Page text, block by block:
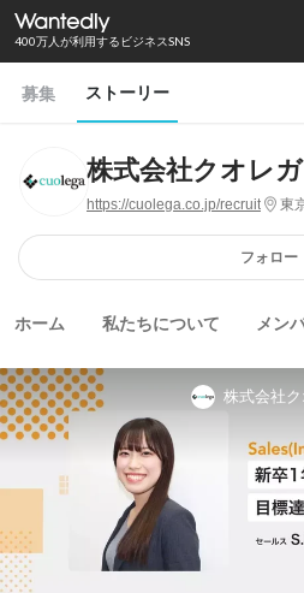
400万人が利用するビジネスSNS
募集 ストーリー
株式会社クオレガ
https://cuolega.co.jp/recruit 東
フォロー
ホーム 私たちについて メン
株式会社